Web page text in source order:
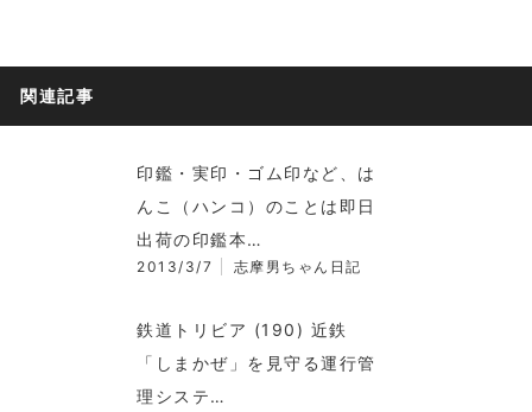
関連記事
印鑑・実印・ゴム印など、は
んこ（ハンコ）のことは即日
出荷の印鑑本…
2013/3/7 志摩男ちゃん日記
鉄道トリビア (190) 近鉄
「しまかぜ」を見守る運行管
理システ…